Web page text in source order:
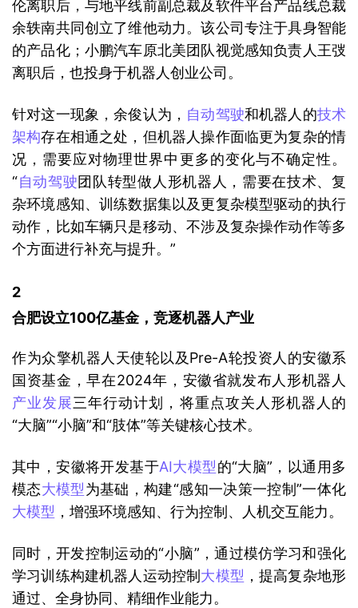
伦离职后，与地平线前副总裁及软件平台产品线总裁
余轶南共同创立了维他动力。该公司专注于具身智能
的产品化；小鹏汽车原北美团队视觉感知负责人王弢
离职后，也投身于机器人创业公司。
针对这一现象，余俊认为， 自动驾驶和机器人的技术
架构存在相通之处，但机器人操作面临更为复杂的情
况，需要应对物理世界中更多的变化与不确定性。
“自动驾驶团队转型做人形机器人，需要在技术、复
杂环境感知、训练数据集以及更复杂模型驱动的执行
动作，比如车辆只是移动、不涉及复杂操作动作等多
个方面进行补充与提升。”
2
合肥设立100亿基金，竞逐机器人产业
作为众擎机器人天使轮以及Pre-A轮投资人的安徽系
国资基金，早在2024年，安徽省就发布人形机器人
产业发展三年行动计划，将重点攻关人形机器人的
“大脑”“小脑”和“肢体”等关键核心技术。
其中，安徽将开发基于AI大模型的“大脑”，以通用多
模态大模型为基础，构建“感知一决策一控制”一体化
大模型 ，增强环境感知、行为控制、人机交互能力。
同时，开发控制运动的“小脑”，通过模仿学习和强化
学习训练构建机器人运动控制 大模型 ，提高复杂地形
通过、全身协同、精细作业能力。